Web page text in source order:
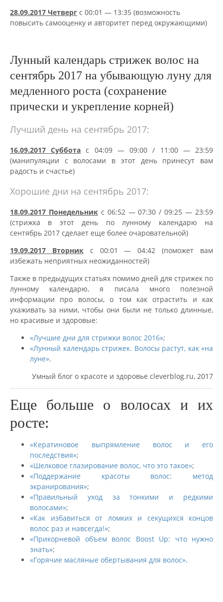
28.09.2017 Четверг с 00:01 — 13:35 (возможность
повысить самооценку и авторитет перед окружающими)
Лунный календарь стрижек волос на
сентябрь 2017 на убывающую луну для
медленного роста (сохранение
прически и укрепление корней)
Лучший день на сентябрь 2017:
16.09.2017 Суббота с 04:09 — 09:00 / 11:00 — 23:59
(манипуляции с волосами в этот день принесут вам
радость и счастье)
Хорошие дни на сентябрь 2017:
18.09.2017 Понедельник с 06:52 — 07:30 / 09:25 — 23:59
(стрижка в этот день по лунному календарю на
сентябрь 2017 сделает еще более очаровательной)
19.09.2017 Вторник с 00:01 — 04:42 (поможет вам
избежать неприятных неожиданностей)
Также в предыдущих статьях помимо дней для стрижек по
лунному календарю, я писала много полезной
информации про волосы, о том как отрастить и как
ухаживать за ними, чтобы они были не только длинные,
но красивые и здоровые:
«Лучшие дни для стрижки волос 2016»;
«Лунный календарь стрижек. Волосы растут, как «на
луне».
Умный блог о красоте и здоровье cleverblog.ru, 2017
Еще больше о волосах и их
росте:
«Кератиновое выпрямление волос и его
последствия»;
«Шелковое глазирование волос, что это такое»;
«Поддержание красоты волос: метод
экранирования»;
«Правильный уход за тонкими и редкими
волосами»;
«Как избавиться от ломких и секущихся концов
волос раз и навсегда!»;
«Прикорневой объем волос Boost Up: что нужно
знать»;
«Горячие масляные обертывания для волос».